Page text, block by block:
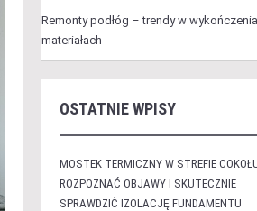
Remonty podłóg – trendy w
materiałach
OSTATNIE WPISY
MOSTEK TERMICZNY W STREFIE
ROZPOZNAĆ OBJAWY I SKUTECZNIE
SPRAWDZIĆ IZOLACJĘ FUNDAMENTU